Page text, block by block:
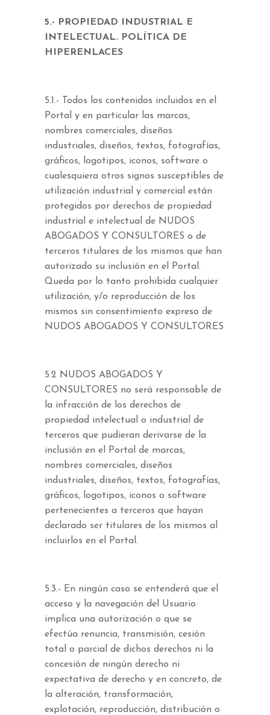
5.- PROPIEDAD INDUSTRIAL E
INTELECTUAL. POLÍTICA DE
HIPERENLACES
5.1.- Todos los contenidos incluidos en el
Portal y en particular las marcas,
nombres comerciales, diseños
industriales, diseños, textos, fotografías,
gráficos, logotipos, iconos, software o
cualesquiera otros signos susceptibles de
utilización industrial y comercial están
protegidos por derechos de propiedad
industrial e intelectual de NUDOS
ABOGADOS Y CONSULTORES o de
terceros titulares de los mismos que han
autorizado su inclusión en el Portal.
Queda por lo tanto prohibida cualquier
utilización, y/o reproducción de los
mismos sin consentimiento expreso de
NUDOS ABOGADOS Y CONSULTORES
5.2 NUDOS ABOGADOS Y
CONSULTORES no será responsable de
la infracción de los derechos de
propiedad intelectual o industrial de
terceros que pudieran derivarse de la
inclusión en el Portal de marcas,
nombres comerciales, diseños
industriales, diseños, textos, fotografías,
gráficos, logotipos, iconos o software
pertenecientes a terceros que hayan
declarado ser titulares de los mismos al
incluirlos en el Portal.
5.3.- En ningún caso se entenderá que el
acceso y la navegación del Usuario
implica una autorización o que se
efectúa renuncia, transmisión, cesión
total o parcial de dichos derechos ni la
concesión de ningún derecho ni
expectativa de derecho y en concreto, de
la alteración, transformación,
explotación, reproducción, distribución o